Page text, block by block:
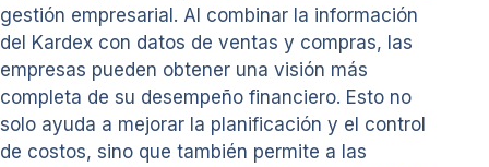
gestión empresarial. Al combinar la información
del Kardex con datos de ventas y compras, las
empresas pueden obtener una visión más
completa de su desempeño financiero. Esto no
solo ayuda a mejorar la planificación y el control
de costos, sino que también permite a las